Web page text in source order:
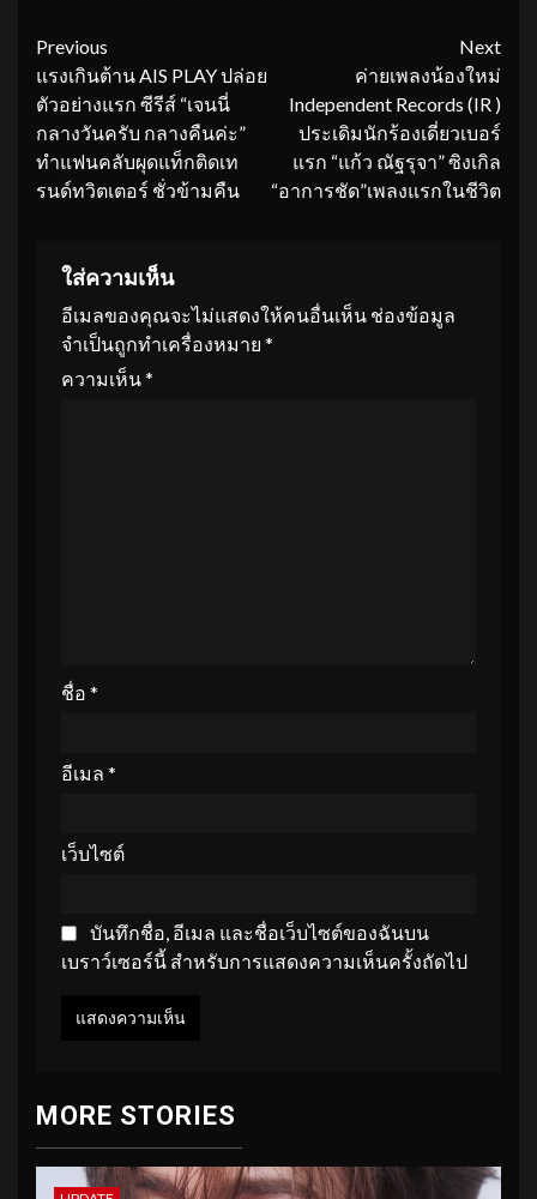
Continue
Reading
Previous
แรงเกินต้าน AIS PLAY ปล่อย
ตัวอย่างแรก ซีรีส์ “เจนนี่
กลางวันครับ กลางคืนค่ะ”
ทำแฟนคลับผุดแท็กติดเท
รนด์ทวิตเตอร์ ชั่วข้ามคืน
Next
ค่ายเพลงน้องใหม่
Independent Records (IR )
ประเดิมนักร้องเดี่ยวเบอร์
แรก “แก้ว ณัฐรุจา” ซิงเกิล
“อาการชัด”เพลงแรกในชีวิต
ใส่ความเห็น
อีเมลของคุณจะไม่แสดงให้คนอื่นเห็น ช่องข้อมูล
จำเป็นถูกทำเครื่องหมาย *
ความเห็น*
ชื่อ *
อีเมล *
เว็บไซต์
บันทึกชื่อ, อีเมล และชื่อเว็บไซต์ของฉันบน
เบราว์เซอร์นี้ สำหรับการแสดงความเห็นครั้งถัดไป
MORE STORIES